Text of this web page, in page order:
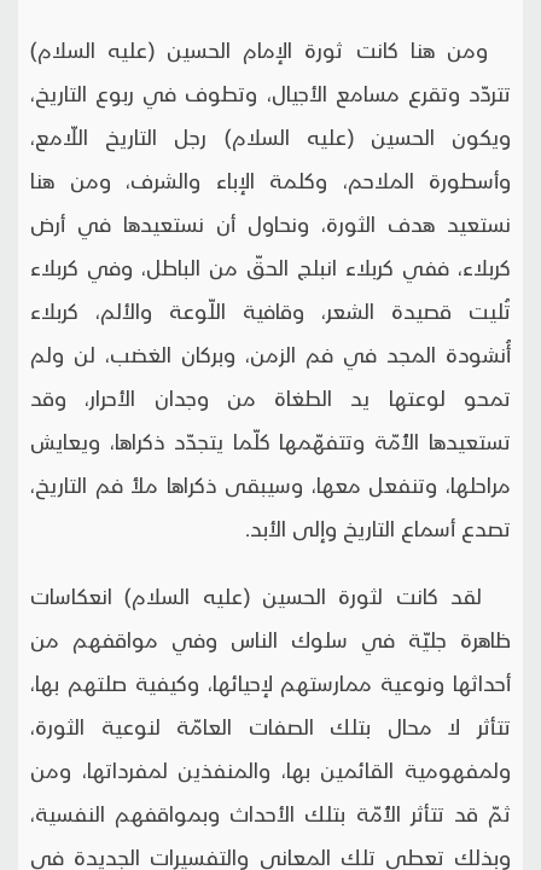
ومن هنا كانت ثورة الإمام الحسين (عليه السلام)
تتردّد وتقرع مسامع الأجيال، وتطوف في ربوع التاريخ،
ويكون الحسين (عليه السلام) رجل التاريخ اللّامع،
وأسطورة الملاحم، وكلمة الإباء والشرف، ومن هنا
نستعيد هدف الثورة، ونحاول أن نستعيدها في أرض
كربلاء، ففي كربلاء انبلج الحقّ من الباطل، وفي كربلاء
تُليت قصيدة الشعر، وقافية اللّوعة والألم، كربلاء
أُنشودة المجد في فم الزمن، وبركان الغضب، لن ولم
تمحو لوعتها يد الطغاة من وجدان الأحرار، وقد
تستعيدها الأُمّة وتتفهّمها كلّما يتجدّد ذكراها، ويعايش
مراحلها، وتنفعل معها، وسيبقى ذكراها ملأ فم التاريخ،
تصدع أسماع التاريخ وإلى الأبد.
لقد كانت لثورة الحسين (عليه السلام) انعكاسات
ظاهرة جليّة في سلوك الناس وفي مواقفهم من
أحداثها ونوعية ممارستهم لإحيائها، وكيفية صلتهم بها،
تتأثر لا محال بتلك الصفات العامّة لنوعية الثورة،
ولمفهومية القائمين بها، والمنفذين لمفرداتها، ومن
ثمّ قد تتأثر الأُمّة بتلك الأحداث وبمواقفهم النفسية،
وبذلك تعطي تلك المعاني والتفسيرات الجديدة في